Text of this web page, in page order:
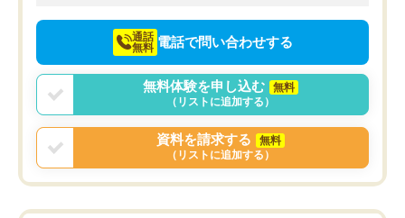
通話
無料 電話で問い合わせする
無料体験を申し込む
無料
（リストに追加する）
資料を請求する
無料
（リストに追加する）